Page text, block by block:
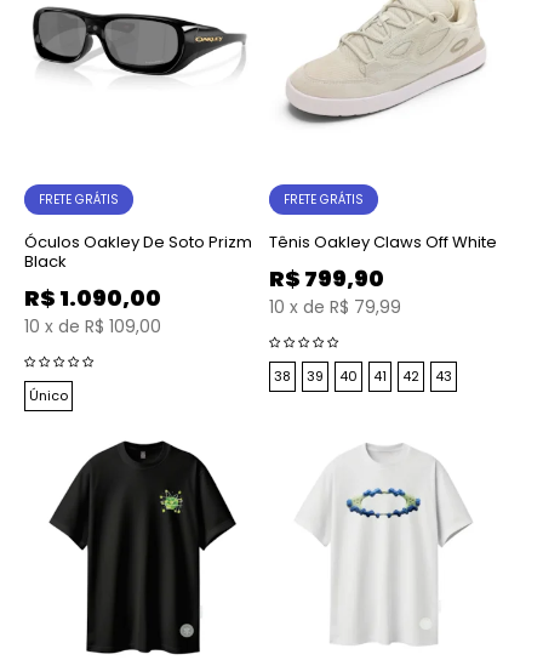
FRETE GRÁTIS
Óculos Oakley De Soto Prizm
Black
R$ 1.090,00
10 x de R$ 109,00
Único
FRETE GRÁTIS
Tênis Oakley Claws Off White
R$ 799,90
10 x de R$ 79,99
38 39 40 41 42 43